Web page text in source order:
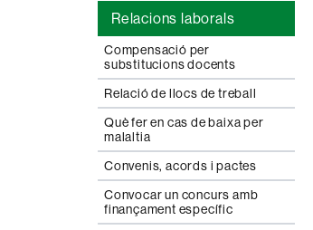
Relacions laborals
Compensació per
substitucions docents
Relació de llocs de treball
Què fer en cas de baixa per
malaltia
Convenis, acords i pactes
Convocar un concurs amb
finançament específic